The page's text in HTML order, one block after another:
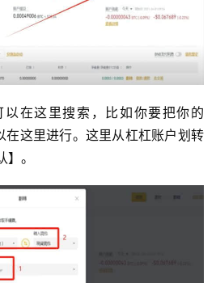
在这里搜索，比如你要把你的
在这里进行。这里从杠杠账户划转
。